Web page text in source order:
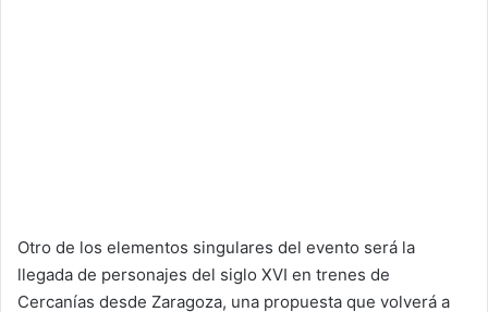
Otro de los elementos singulares del evento será la
llegada de personajes del siglo XVI en trenes de
Cercanías desde Zaragoza, una propuesta que volverá a